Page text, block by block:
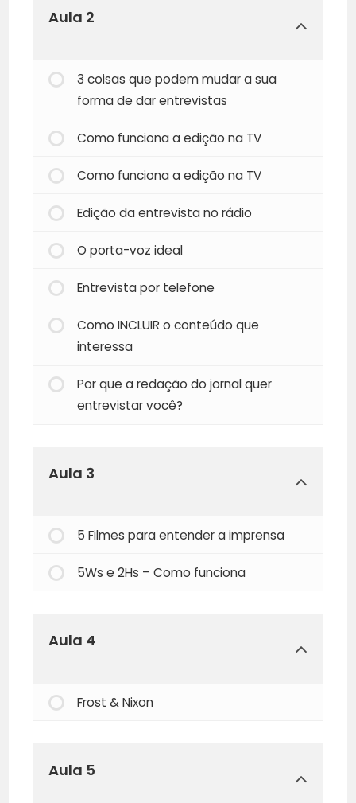
Aula 2
3 coisas que podem mudar a sua
forma de dar entrevistas
Como funciona a edição na TV
Como funciona a edição na TV
Edição da entrevista no rádio
O porta-voz ideal
Entrevista por telefone
Como INCLUIR o conteúdo que
interessa
Por que a redação do jornal quer
entrevistar você?
Aula 3
5 Filmes para entender a imprensa
5Ws e 2Hs – Como funciona
Aula 4
Frost & Nixon
Aula 5